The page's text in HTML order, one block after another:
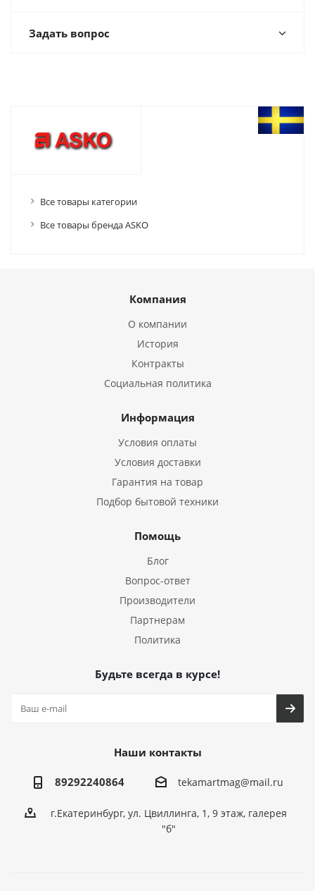
Задать вопрос
Все товары категории
Все товары бренда ASKO
Компания
О компании
История
Контракты
Социальная политика
Информация
Условия оплаты
Условия доставки
Гарантия на товар
Подбор бытовой техники
Помощь
Блог
Вопрос-ответ
Производители
Партнерам
Политика
Будьте всегда в курсе!
Наши контакты
89292240864 tekamartmag@mail.ru
г.Екатеринбург, ул. Цвиллинга, 1, 9 этаж, галерея
"б"